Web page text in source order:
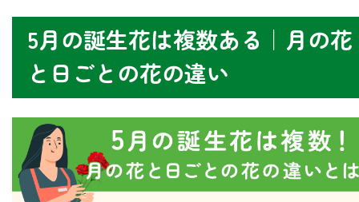
5月の誕生花は複数ある｜月の花
と日ごとの花の違い